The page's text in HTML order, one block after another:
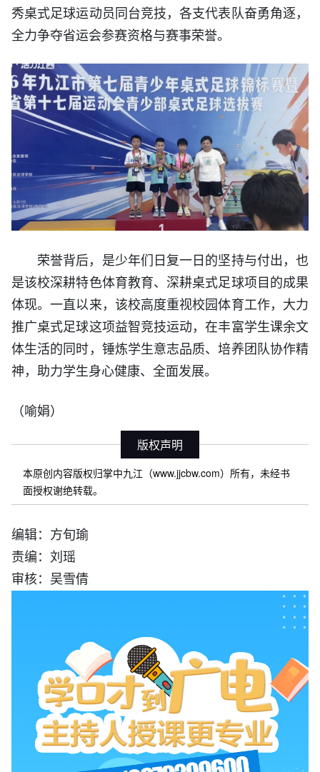
秀桌式足球运动员同台竞技，各支代表队奋勇角逐，
全力争夺省运会参赛资格与赛事荣誉。
荣誉背后，是少年们日复一日的坚持与付出，也
是该校深耕特色体育教育、深耕桌式足球项目的成果
体现。一直以来，该校高度重视校园体育工作，大力
推广桌式足球这项益智竞技运动，在丰富学生课余文
体生活的同时，锤炼学生意志品质、培养团队协作精
神，助力学生身心健康、全面发展。
（喻娟）
版权声明
本原创内容版权归掌中九江（www.jjcbw.com）所有，未经书
面授权谢绝转载。
编辑：方旬瑜
责编：刘瑶
审核：吴雪倩